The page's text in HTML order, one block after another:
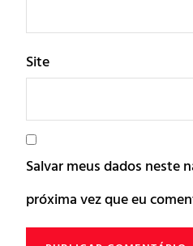
Site
Salvar meus dados neste
próxima vez que eu